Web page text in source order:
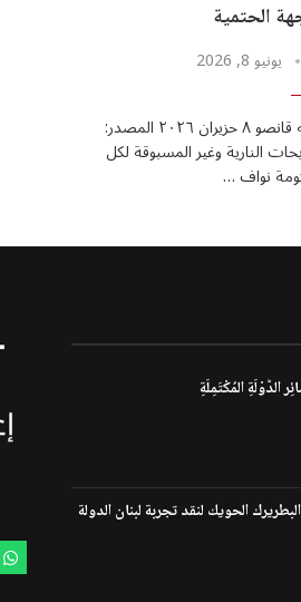
الحتمية
يونيو 8, 2026
لبنان وإيران: المواجهة الحتمية الدكتور وجيه قانصو ٨ حزيران ٢٠٢٦ المصدر:
النارية وغير المسبوقة لكل
نواف …
الدَّوْلَةِ المُكْتَمِلَةِ
الحويك لنقد تجربة لبنان الدولة